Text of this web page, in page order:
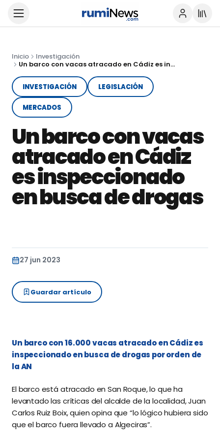
Inicio
Investigación
Un barco con vacas atracado en Cádiz es inspeccionado en busca de drogas
INVESTIGACIÓN LEGISLACIÓN
MERCADOS
Un barco con vacas
atracado en Cádiz
es inspeccionado
en busca de drogas
27 jun 2023
Guardar artículo
Un barco con 16.000 vacas atracado en Cádiz es
inspeccionado en busca de drogas por orden de
la AN
El barco está atracado en San Roque, lo que ha
levantado las críticas del alcalde de la localidad, Juan
Carlos Ruiz Boix, quien opina que “lo lógico hubiera sido
que el barco fuera llevado a Algeciras”.